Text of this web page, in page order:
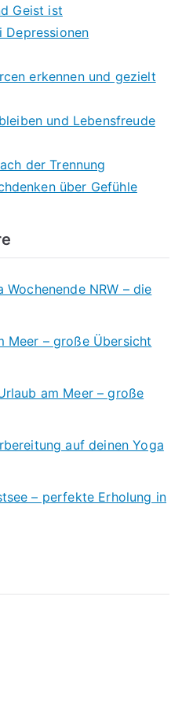
Geist ist
Depressionen
erkennen und gezielt
und Lebensfreude
der Trennung
über Gefühle
Wochenende NRW – die
Meer – große Übersicht
am Meer – große
auf deinen Yoga
– perfekte Erholung in